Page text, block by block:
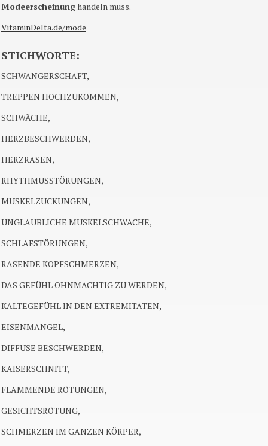
Modeerscheinung handeln muss.
VitaminDelta.de/mode
STICHWORTE:
SCHWANGERSCHAFT,
TREPPEN HOCHZUKOMMEN,
SCHWÄCHE,
HERZBESCHWERDEN,
HERZRASEN,
RHYTHMUSSTÖRUNGEN,
MUSKELZUCKUNGEN,
UNGLAUBLICHE MUSKELSCHWÄCHE,
SCHLAFSTÖRUNGEN,
RASENDE KOPFSCHMERZEN,
DAS GEFÜHL OHNMÄCHTIG ZU WERDEN,
KÄLTEGEFÜHL IN DEN EXTREMITÄTEN,
EISENMANGEL,
DIFFUSE BESCHWERDEN,
KAISERSCHNITT,
FLAMMENDE RÖTUNGEN,
GESICHTSRÖTUNG,
SCHMERZEN IM GANZEN KÖRPER,